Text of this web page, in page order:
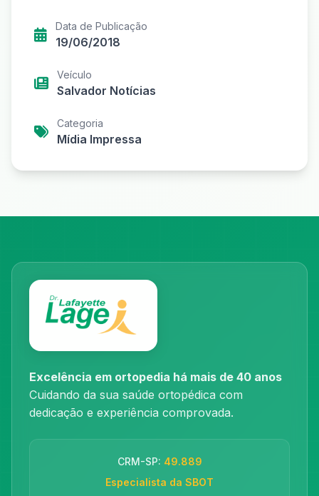
Data de Publicação
19/06/2018
Veículo
Salvador Notícias
Categoria
Mídia Impressa
Excelência em ortopedia há mais de 40 anos
Cuidando da sua saúde ortopédica com
dedicação e experiência comprovada.
CRM-SP: 49.889
Especialista da SBOT